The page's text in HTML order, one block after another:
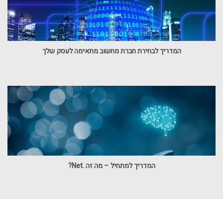
המדריך לבחירת חברת מחשוב מתאימה לעסק שלך
המדריך למתחיל – מה זה .Net?